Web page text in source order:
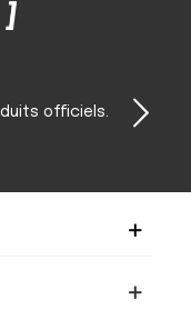
officiels.